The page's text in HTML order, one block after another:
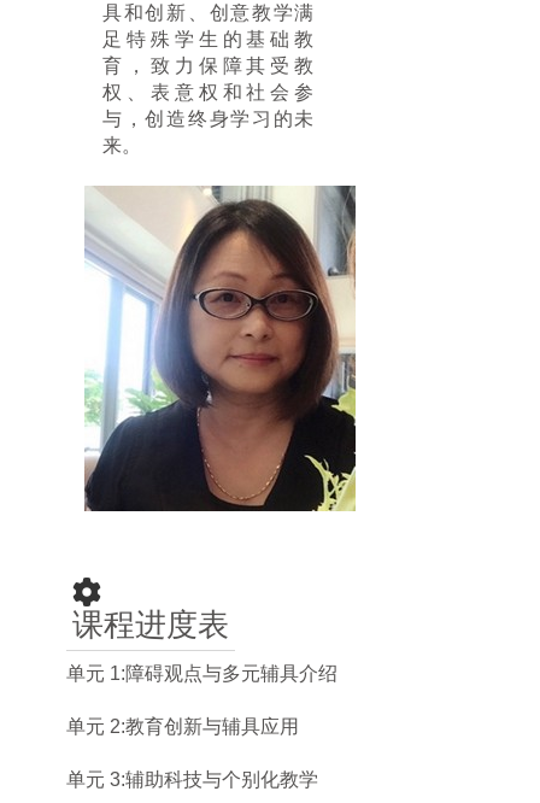
具和创新、创意教学满
足特殊学生的基础教
育，致力保障其受教
权、表意权和社会参
与，创造终身学习的未
来。
课程进度表
单元 1:障碍观点与多元辅具介绍
单元 2:教育创新与辅具应用
单元 3:辅助科技与个别化教学